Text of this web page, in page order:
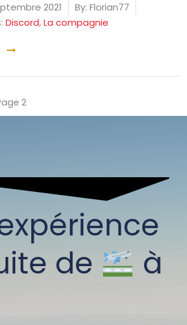
2021 By: Florian77
Discord,La compagnie
2
de
à